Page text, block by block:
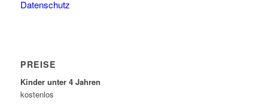
Datenschutz
PREISE
Kinder unter 4 Jahren
kostenlos